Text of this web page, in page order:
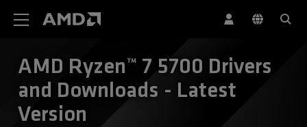
AMD Ryzen™ 7 5700 Drivers
and Downloads - Latest
Version